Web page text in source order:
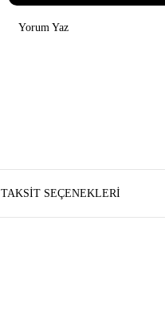
Yorum Yaz
TAKSIT SEÇENEKLERI